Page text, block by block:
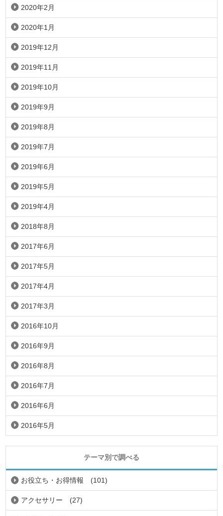
2020年2月
2020年1月
2019年12月
2019年11月
2019年10月
2019年9月
2019年8月
2019年7月
2019年6月
2019年5月
2019年4月
2018年8月
2017年6月
2017年5月
2017年4月
2017年3月
2016年10月
2016年9月
2016年8月
2016年7月
2016年6月
2016年5月
テーマ別で調べる
お役立ち・お得情報 (101)
アクセサリー (27)